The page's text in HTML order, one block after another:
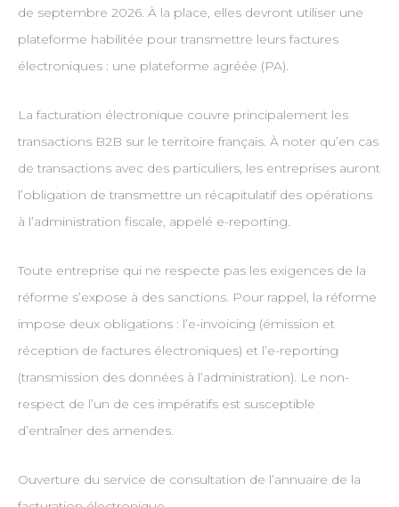
de septembre 2026. À la place, elles devront utiliser une
plateforme habilitée pour transmettre leurs factures
électroniques : une plateforme agréée (PA).
La facturation électronique couvre principalement les
transactions B2B sur le territoire français. À noter qu’en cas
de transactions avec des particuliers, les entreprises auront
l’obligation de transmettre un récapitulatif des opérations
à l’administration fiscale, appelé e-reporting.
Toute entreprise qui ne respecte pas les exigences de la
réforme s’expose à des sanctions. Pour rappel, la réforme
impose deux obligations : l’e-invoicing (émission et
réception de factures électroniques) et l’e-reporting
(transmission des données à l’administration). Le non-
respect de l’un de ces impératifs est susceptible
d’entraîner des amendes.
Ouverture du service de consultation de l’annuaire de la